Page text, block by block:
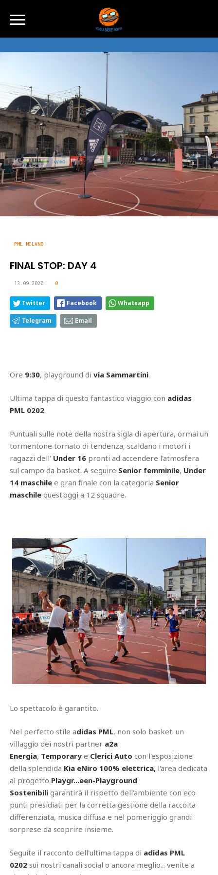
PML MILANO
FINAL STOP: DAY 4
13.09.2020 0
Twitter Facebook Whatsapp
Telegram Email
Ore 9:30, playground di via Sammartini.
Ultima tappa di questo fantastico viaggio con adidas
PML 0202.
Puntuali sulle note della nostra sigla di apertura, ormai un
tormentone tornato di tendenza, scaldano i motori i
ragazzi dell' Under 16 pronti ad accendere l'atmosfera
sul campo da basket. A seguire Senior femminile, Under
14 maschile e gran finale con la categoria Senior
maschile quest'oggi a 12 squadre.
Lo spettacolo è garantito.
Nel perfetto stile adidas PML, non solo basket: un
villaggio dei nostri partner a2a
Energia, Temporary e Clerici Auto con l'esposizione
della splendida Kia eNiro 100% elettrica, l'area dedicata
al progetto Playgr...een-Playground
Sostenibili garantirà il rispetto dell'ambiente con eco
punti presidiati per la corretta gestione della raccolta
differenziata, musica diffusa e nel pomeriggio grandi
sorprese da scoprire insieme.
Seguite il racconto dell'ultima tappa di adidas PML
0202 sui nostri canali social o ancora meglio... venite a